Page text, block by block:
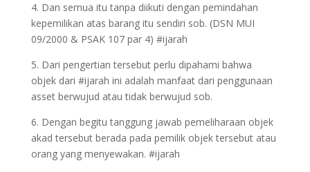
4. Dan semua itu tanpa diikuti dengan pemindahan
kepemilikan atas barang itu sendiri sob. (DSN MUI
09/2000 & PSAK 107 par 4) #ijarah
5. Dari pengertian tersebut perlu dipahami bahwa
objek dari #ijarah ini adalah manfaat dari penggunaan
asset berwujud atau tidak berwujud sob.
6. Dengan begitu tanggung jawab pemeliharaan objek
akad tersebut berada pada pemilik objek tersebut atau
orang yang menyewakan. #ijarah